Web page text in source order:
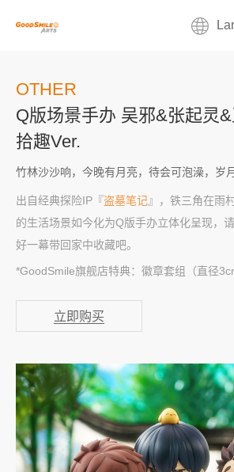
OTHER
Q版场景手办 吴邪&张起灵
拾趣Ver.
竹林沙沙响，今晚有月亮，待会可泡澡，岁
出自经典探险IP『盗墓笔记』，铁三角在雨
的生活场景如今化为Q版手办立体化呈现，
好一幕带回家中收藏吧。
*GoodSmile旗舰店特典：徽章套组（直径
立即购买